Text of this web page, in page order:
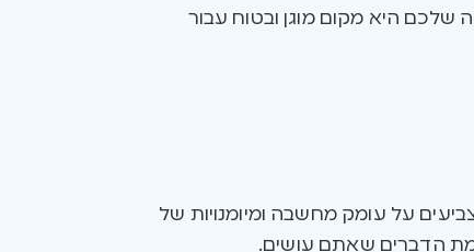
שלכם היא מקום מוגן ובטוח עבור
על עומק מחשבה ומיומנויות של
הדברים שאתם עושים.